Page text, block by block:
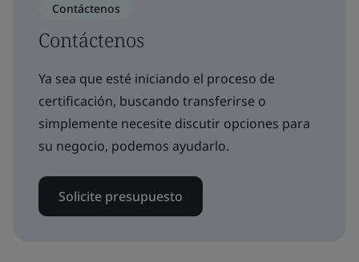
Contáctenos
Contáctenos
Ya sea que esté iniciando el proceso de
certificación, buscando transferirse o
simplemente necesite discutir opciones para
su negocio, podemos ayudarlo.
Solicite presupuesto